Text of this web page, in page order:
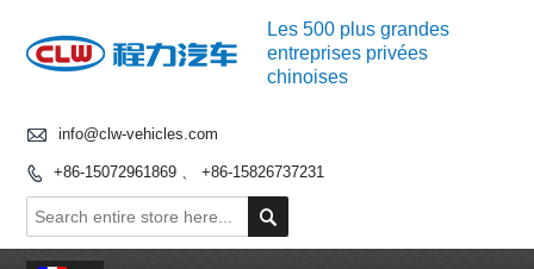
Les 500 plus grandes
entreprises privées
chinoises
 info@clw-vehicles.com
 +86-15072961869 、 +86-15826737231
